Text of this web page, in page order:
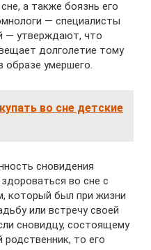
а также боязнь его
— специалисты
— утверждают, что
долголетие тому
образе умершего.
во сне детские
сновидения
во сне с
который был при жизни
или встречу своей
сновидцу, состоящему
то его